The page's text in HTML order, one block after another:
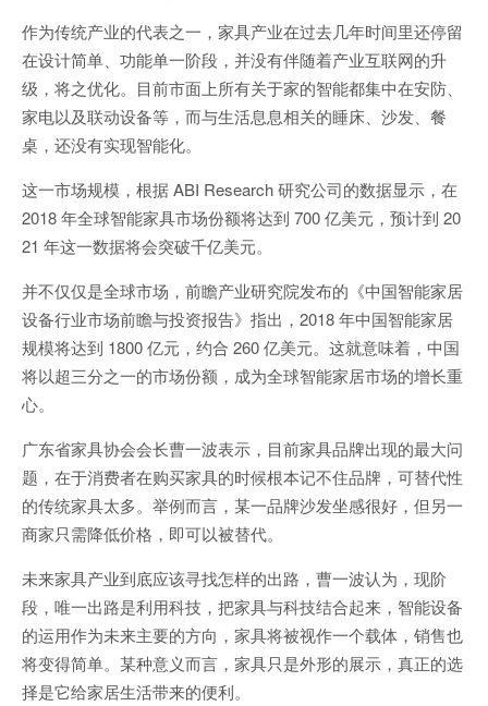
作为传统产业的代表之一，家具产业在过去几年时间里还停留
在设计简单、功能单一阶段，并没有伴随着产业互联网的升
级，将之优化。目前市面上所有关于家的智能都集中在安防、
家电以及联动设备等，而与生活息息相关的睡床、沙发、餐
桌，还没有实现智能化。
这一市场规模，根据 ABI Research 研究公司的数据显示，在
2018 年全球智能家具市场份额将达到 700 亿美元，预计到 20
21 年这一数据将会突破千亿美元。
并不仅仅是全球市场，前瞻产业研究院发布的《中国智能家居
设备行业市场前瞻与投资报告》指出，2018 年中国智能家居
规模将达到 1800 亿元，约合 260 亿美元。这就意味着，中国
将以超三分之一的市场份额，成为全球智能家居市场的增长重
心。
广东省家具协会会长曹一波表示，目前家具品牌出现的最大问
题，在于消费者在购买家具的时候根本记不住品牌，可替代性
的传统家具太多。举例而言，某一品牌沙发坐感很好，但另一
商家只需降低价格，即可以被替代。
未来家具产业到底应该寻找怎样的出路，曹一波认为，现阶
段，唯一出路是利用科技，把家具与科技结合起来，智能设备
的运用作为未来主要的方向，家具将被视作一个载体，销售也
将变得简单。某种意义而言，家具只是外形的展示，真正的选
择是它给家居生活带来的便利。